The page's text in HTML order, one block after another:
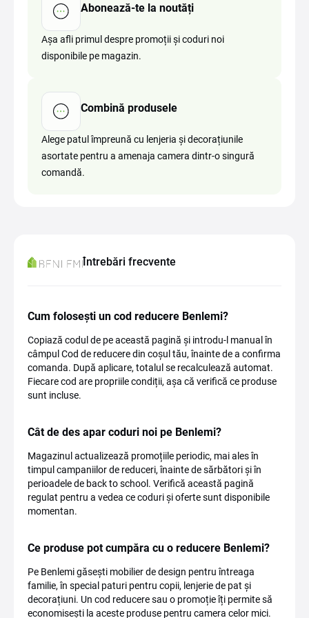
Abonează-te la noutăți
Așa afli primul despre promoții și coduri noi
disponibile pe magazin.
Combină produsele
Alege patul împreună cu lenjeria și decorațiunile
asortate pentru a amenaja camera dintr-o singură
comandă.
Întrebări frecvente
Cum folosești un cod reducere Benlemi?
Copiază codul de pe această pagină și introdu-l manual în
câmpul Cod de reducere din coșul tău, înainte de a confirma
comanda. După aplicare, totalul se recalculează automat.
Fiecare cod are propriile condiții, așa că verifică ce produse
sunt incluse.
Cât de des apar coduri noi pe Benlemi?
Magazinul actualizează promoțiile periodic, mai ales în
timpul campaniilor de reduceri, înainte de sărbători și în
perioadele de back to school. Verifică această pagină
regulat pentru a vedea ce coduri și oferte sunt disponibile
momentan.
Ce produse pot cumpăra cu o reducere Benlemi?
Pe Benlemi găsești mobilier de design pentru întreaga
familie, în special paturi pentru copii, lenjerie de pat și
decorațiuni. Un cod reducere sau o promoție îți permite să
economisești la aceste produse pentru camera celor mici.